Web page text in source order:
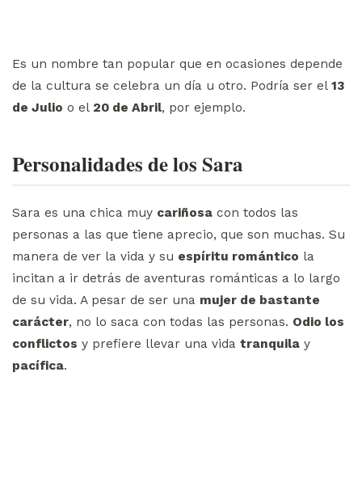
Es un nombre tan popular que en ocasiones depende
de la cultura se celebra un día u otro. Podría ser el 13
de Julio o el 20 de Abril, por ejemplo.
Personalidades de los Sara
Sara es una chica muy cariñosa con todos las
personas a las que tiene aprecio, que son muchas. Su
manera de ver la vida y su espíritu romántico la
incitan a ir detrás de aventuras románticas a lo largo
de su vida. A pesar de ser una mujer de bastante
carácter, no lo saca con todas las personas. Odio los
conflictos y prefiere llevar una vida tranquila y
pacífica.